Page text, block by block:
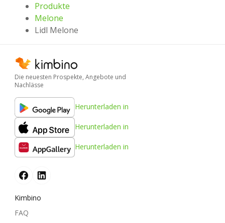
Produkte
Melone
Lidl Melone
Die neuesten Prospekte, Angebote und
Nachlässe
Herunterladen in
Herunterladen in
Herunterladen in
Kimbino
FAQ